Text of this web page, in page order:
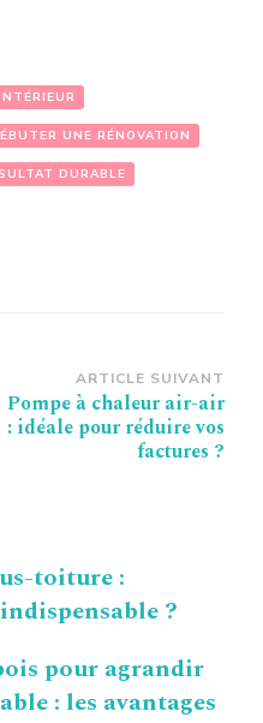
UNE RÉNOVATION
DURABLE
ARTICLE SUIVANT
Pompe à chaleur air-air
: idéale pour réduire vos
factures ?
toiture :
?
pour agrandir
: les avantages